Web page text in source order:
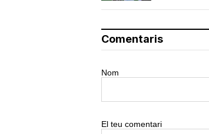
Comentaris
Nom
El teu comentari